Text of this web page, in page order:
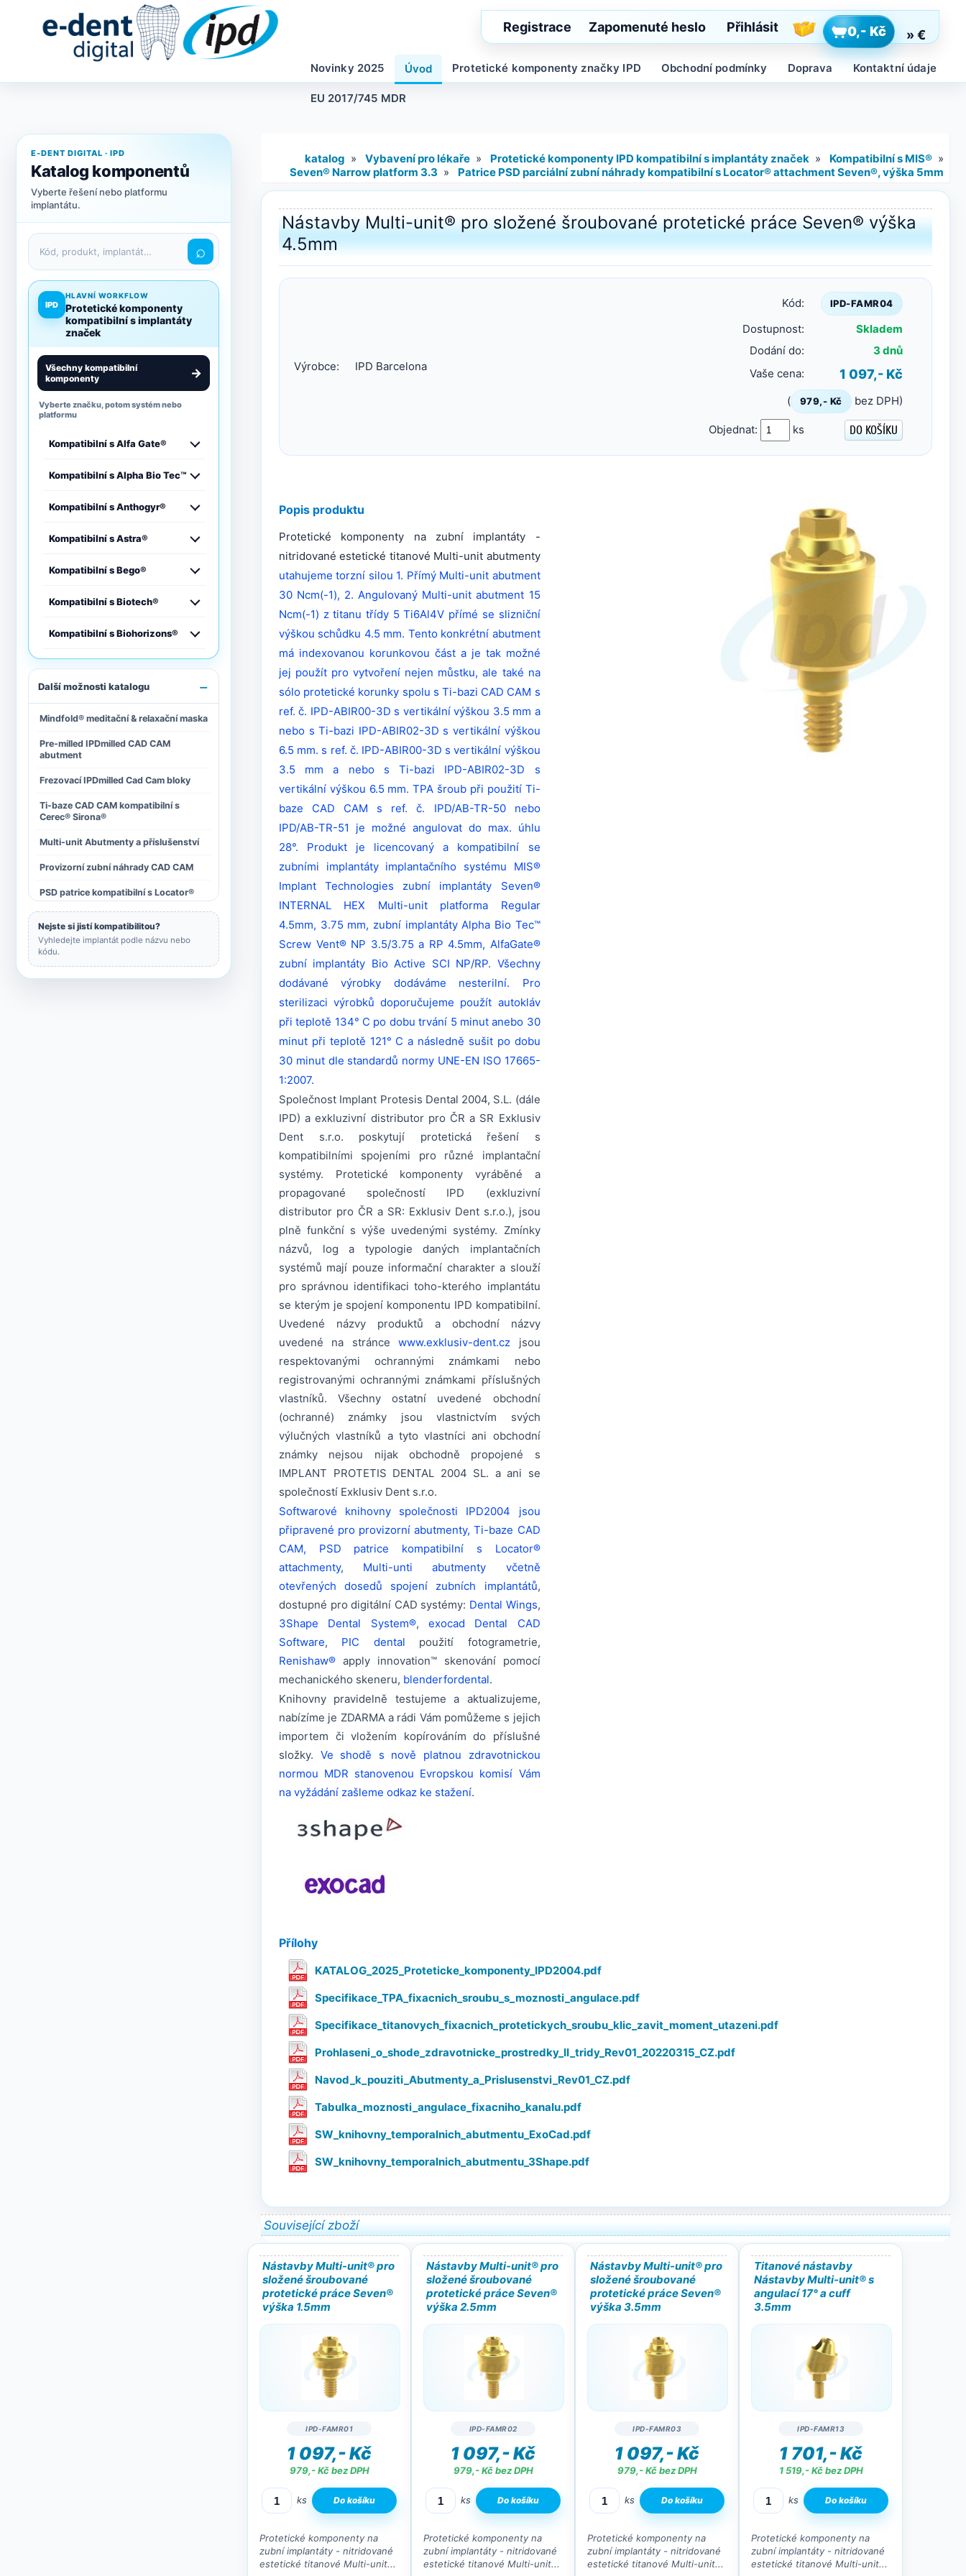
Registrace Zapomenuté heslo 0,- Kč » €
Přihlásit
Novinky 2025 Úvod Protetické komponenty značky IPD Obchodní podmínky Doprava Kontaktní údaje
EU 2017/745 MDR
E-DENT DIGITAL · IPD
Katalog komponentů
Vyberte řešení nebo platformu
implantátu.
Hledat v katalogu
⌕
IPD
HLAVNÍ WORKFLOW
Protetické komponenty
kompatibilní s implantáty
značek
Všechny kompatibilní
komponenty
→
Vyberte značku, potom systém nebo
platformu
Kompatibilní s Alfa Gate®
Kompatibilní s Alpha Bio Tec™
Kompatibilní s Anthogyr®
Kompatibilní s Astra®
Kompatibilní s Bego®
Kompatibilní s Biotech®
Kompatibilní s Biohorizons®
Kompatibilní s Bredent® Blue
Sky™
Xive® Friadent®
Kompatibilní s Euroteknika
ETK
Kompatibilní s GEASS
Kompatibilni s Global D®
Další možnosti katalogu
Mindfold® meditační & relaxační maska
Pre-milled IPDmilled CAD CAM
abutment
Frezovací IPDmilled Cad Cam bloky
Ti-baze CAD CAM kompatibilní s
Cerec® Sirona®
Multi-unit Abutmenty a příslušenství
Provizorní zubní náhrady CAD CAM
PSD patrice kompatibilní s Locator®
nástroje
Nejste si jistí kompatibilitou?
Vyhledejte implantát podle názvu nebo
kódu.
katalog » Vybavení pro lékaře » Protetické komponenty IPD kompatibilní s implantáty značek » Kompatibilní s MIS® »
Seven® Narrow platform 3.3 » Patrice PSD parciální zubní náhrady kompatibilní s Locator® attachment Seven®, výška 5mm
Nástavby Multi-unit® pro složené šroubované protetické práce Seven® výška
4.5mm
Výrobce: IPD Barcelona
Kód: IPD-FAMR04
Dostupnost:
Skladem
Dodání do:
3 dnů
Vaše cena:
1 097,- Kč
( 979,- Kč bez DPH)
Objednat: ks
Popis produktu
Protetické komponenty na zubní implantáty -
nitridované estetické titanové Multi-unit abutmenty
utahujeme torzní silou 1. Přímý Multi-unit abutment
30 Ncm(-1), 2. Angulovaný Multi-unit abutment 15
Ncm(-1) z titanu třídy 5 Ti6Al4V přímé se slizniční
výškou schůdku 4.5 mm. Tento konkrétní abutment
má indexovanou korunkovou částa je tak možné
jej použít pro vytvoření nejen můstku, ale také na
sólo protetické korunky spolu s Ti-bazi CAD CAM s
ref. č. IPD-ABIR00-3D s vertikální výškou 3.5 mm a
nebo s Ti-bazi IPD-ABIR02-3D s vertikální výškou
6.5 mm. s ref. č. IPD-ABIR00-3D s vertikální výškou
3.5 mm a nebo s Ti-bazi IPD-ABIR02-3D s
vertikální výškou 6.5 mm. TPA šroub při použití Ti-
baze CAD CAM s ref. č. IPD/AB-TR-50 nebo
IPD/AB-TR-51 je možné angulovat do max. úhlu
28°. Produkt je licencovaný a kompatibilní se
zubními implantáty implantačního systému MIS®
Implant Technologies zubní implantáty Seven®
INTERNAL HEX Multi-unit platforma Regular
4.5mm, 3.75 mm, zubní implantáty Alpha Bio Tec™
Screw Vent® NP 3.5/3.75 a RP 4.5mm, AlfaGate®
zubní implantáty Bio Active SCI NP/RP. Všechny
dodávané výrobky dodáváme nesterilní. Pro
sterilizaci výrobkůdoporučujeme použít autokláv
při teplotě 134° C po dobu trvání 5 minutanebo 30
minut při teplotě 121° C a následně sušit po dobu
30 minut dle standardů normy UNE-EN ISO 17665-
1:2007.
Společnost Implant Protesis Dental 2004, S.L. (dále
IPD) a exkluzivní distributor pro ČR a SR Exklusiv
Dent s.r.o. poskytují protetická řešení s
kompatibilními spojeními pro různé implantační
systémy. Protetické komponenty vyráběné a
propagované společností IPD (exkluzivní
distributor pro ČR a SR: Exklusiv Dent s.r.o.), jsou
plně funkční s výše uvedenými systémy. Zmínky
názvů, log a typologie daných implantačních
systémů mají pouze informační charakter a slouží
pro správnou identifikaci toho-kterého implantátu
se kterým je spojení komponentu IPD kompatibilní.
Uvedené názvy produktů a obchodní názvy
uvedené na stráncewww.exklusiv-dent.cz jsou
respektovanými ochrannými známkami nebo
registrovanými ochrannými známkami příslušných
vlastníků. Všechny ostatní uvedené obchodní
(ochranné) známky jsou vlastnictvím svých
výlučných vlastníků a tyto vlastníci ani obchodní
známky nejsou nijak obchodně propojené s
IMPLANT PROTETIS DENTAL 2004 SL. a ani se
společností Exklusiv Dent s.r.o.
Softwarové knihovny společnosti IPD2004 jsou
připravené pro provizorní abutmenty, Ti-baze CAD
CAM, PSD patrice kompatibilní s Locator®
attachmenty, Multi-unti abutmenty včetně
otevřených dosedů spojení zubních implantátů,
dostupné pro digitální CAD systémy: Dental Wings,
3Shape Dental System®, exocad Dental CAD
Software, PIC dental použití fotogrametrie,
Renishaw® apply innovation™ skenování pomocí
mechanického skeneru, blenderfordental.
Knihovny pravidelně testujeme a aktualizujeme,
nabízíme je ZDARMA a rádi Vám pomůžeme s jejich
importem či vložením kopírováním do příslušné
složky. Ve shodě s nově platnou zdravotnickou
normou MDR stanovenou Evropskou komisí Vám
na vyžádání zašleme odkaz ke stažení.
Přílohy
KATALOG_2025_Proteticke_komponenty_IPD2004.pdf
Specifikace_TPA_fixacnich_sroubu_s_moznosti_angulace.pdf
Specifikace_titanovych_fixacnich_protetickych_sroubu_klic_zavit_moment_utazeni.pdf
Prohlaseni_o_shode_zdravotnicke_prostredky_II_tridy_Rev01_20220315_CZ.pdf
Navod_k_pouziti_Abutmenty_a_Prislusenstvi_Rev01_CZ.pdf
Tabulka_moznosti_angulace_fixacniho_kanalu.pdf
SW_knihovny_temporalnich_abutmentu_ExoCad.pdf
SW_knihovny_temporalnich_abutmentu_3Shape.pdf
Související zboží
Nástavby Multi-unit® pro
složené šroubované
protetické práce Seven®
výška 1.5mm
IPD-FAMR01
1 097,- Kč
979,- Kč bez DPH
ks
Protetické komponenty na
zubní implantáty - nitridované
estetické titanové Multi-unit...
Nástavby Multi-unit® pro
složené šroubované
protetické práce Seven®
výška 2.5mm
IPD-FAMR02
1 097,- Kč
979,- Kč bez DPH
ks
Protetické komponenty na
zubní implantáty - nitridované
estetické titanové Multi-unit...
Nástavby Multi-unit® pro
složené šroubované
protetické práce Seven®
výška 3.5mm
IPD-FAMR03
1 097,- Kč
979,- Kč bez DPH
ks
Protetické komponenty na
zubní implantáty - nitridované
estetické titanové Multi-unit...
Titanové nástavby
Nástavby Multi-unit® s
angulací 17° a cuff
3.5mm
IPD-FAMR13
1 701,- Kč
1 519,- Kč bez DPH
ks
Protetické komponenty na
zubní implantáty - nitridované
estetické titanové Multi-unit...